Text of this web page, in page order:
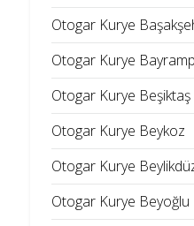
Otogar Kurye
Otogar Kurye
Otogar Kurye Beşiktaş
Otogar Kurye Beykoz
Otogar Kurye
Otogar Kurye Beyoğlu